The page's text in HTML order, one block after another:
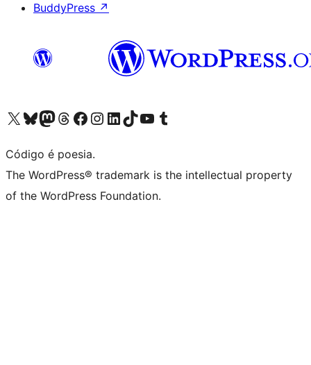
BuddyPress ↗
Visite a nossa conta X (antigo Twitter)
Visit our Bluesky account
Visit our Mastodon account
Visit our Threads account
Visite a nossa página do Facebook
Visite a nossa conta no Instagram
Visite a nossa conta no LinkedIn
Visit our TikTok account
Visit our YouTube channel
Visit our Tumblr account
Código é poesia.
The WordPress® trademark is the intellectual property
of the WordPress Foundation.